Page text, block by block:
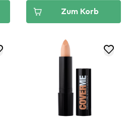
Zum Korb